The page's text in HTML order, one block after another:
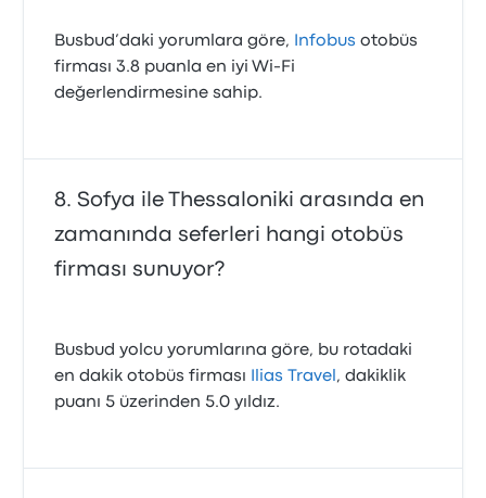
Busbud’daki yorumlara göre, Infobus otobüs
firması 3.8 puanla en iyi Wi‑Fi
değerlendirmesine sahip.
Sofya ile Thessaloniki arasında en
zamanında seferleri hangi otobüs
firması sunuyor?
Busbud yolcu yorumlarına göre, bu rotadaki
en dakik otobüs firması
Ilias Travel , dakiklik
puanı 5 üzerinden 5.0 yıldız.